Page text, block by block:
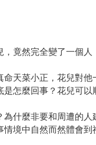
竟然完全變了一個人
天菜小正，花兒對
怎麼回事？花兒可
什麼非要和周遭的
境中自然而然體會